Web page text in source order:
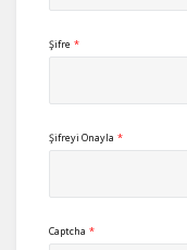
Şifre *
Şifreyi Onayla *
Captcha *